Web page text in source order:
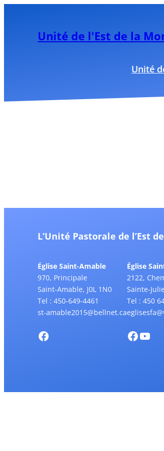
contenuUnité de l'Est de la
Unité
L’Unité Pastorale de l’Est
Église Saint-Amable
970, Principale
Saint-Amable, J0L 1N0
Tel : 450-649-4461
st-amable2015@bellnet.ca
Église
2122,
Sainte-
Tel : 450